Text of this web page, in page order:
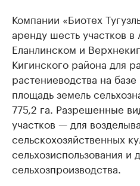
Компании «Биотех
аренду шесть участков в
Еланлинском и
Кигинского района для
растениеводства на
площадь земель
775,2 га. Разрешенные
участков — для
сельскохозяйственных
сельхозиспользования и
сельхозпроизводства.